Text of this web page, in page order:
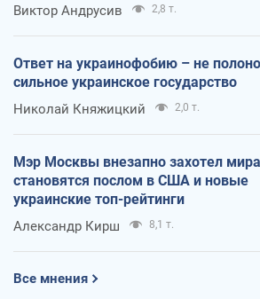
Виктор Андрусив 2,8 т.
Ответ на украинофобию – не
сильное украинское государство
Николай Княжицкий 2,0 т.
Мэр Москвы внезапно захотел
становятся послом в США и новые
украинские топ-рейтинги
Александр Кирш 8,1 т.
Все мнения